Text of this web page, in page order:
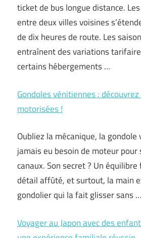
ticket de bus longue distance.
entre deux villes voisines
de dix heures de route. Les
entraînent des variations
certains hébergements …
Gondoles vénitiennes :
motorisées !
Oubliez la mécanique, la gondole
jamais eu besoin de moteur pour
canaux. Son secret ? Un
détail affûté, et surtout, la main
gondolier qui la fait glisser sans …
Voyager au Japon avec des